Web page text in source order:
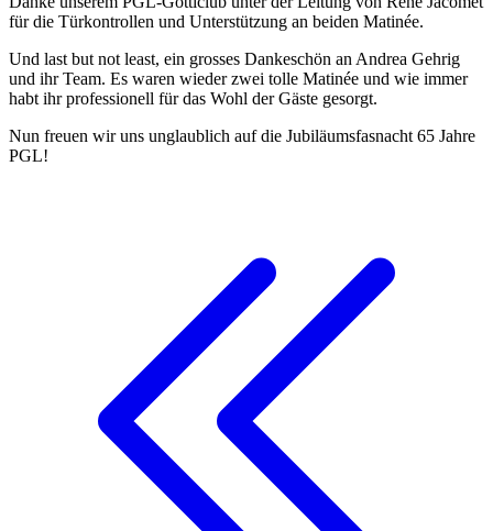
für die Türkontrollen und Unterstützung an beiden Matinée.
Und last but not least, ein grosses Dankeschön an Andrea Gehrig
und ihr Team. Es waren wieder zwei tolle Matinée und wie immer
habt ihr professionell für das Wohl der Gäste gesorgt.
Nun freuen wir uns unglaublich auf die Jubiläumsfasnacht 65 Jahre
PGL!